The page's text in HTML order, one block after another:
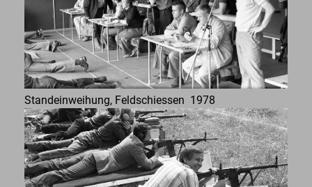
Standeinweihung, Feldschiessen 1978